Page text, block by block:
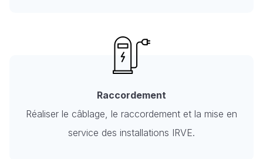
Raccordement
Réaliser le câblage, le raccordement et la mise en
service des installations IRVE.